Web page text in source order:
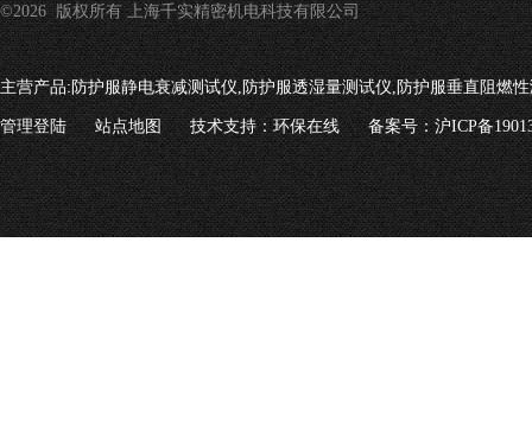
©2026 版权所有 上海千实精密机电科技有限公司
主营产品:防护服静电衰减测试仪,防护服透湿量测试仪,防护服垂直阻燃
管理登陆 站点地图 技术支持：环保在线 备案号：沪ICP备